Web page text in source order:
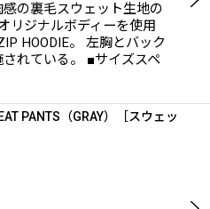
の裏毛スウェット生地の
リジナルボディーを使用
HOODIE。 左胸とバック
れている。 ■サイズスペ
PANTS（GRAY）［スウェッ